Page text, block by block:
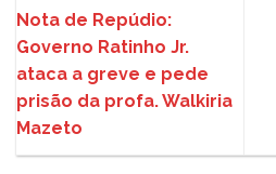
Nota de Repúdio:
Governo Ratinho Jr.
ataca a greve e pede
prisão da profa. Walkiria
Mazeto